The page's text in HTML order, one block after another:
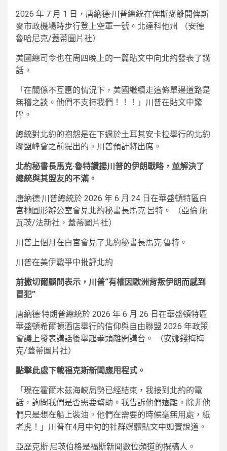
2026 年 7 月 1 日，唐納德·川普總統在俾斯麥離開俾斯
麥市政機場時步行登上空軍一號。北達科他州
（安德
魯哈尼克/蓋蒂圖片社）
美國總司令也在周四晚上的一篇貼文中向北約發表了講
話。
「在關係不互惠的情況下，美國繼續走這條單邊道路是
無稽之談。他們不支持我們！！！」川普在貼文中驚
呼。
總統對北約的抱怨是在下週於土耳其安卡拉舉行的北約
聯盟峰會之前提出的。川普預計將出席。
北約秘書長馬克·魯特讚揚川普的伊朗戰略，並解決了
總統與其盟友的不滿。
唐納德·川普總統於 2026 年 6 月 24 日在華盛頓特區白
宮橢圓形辦公室會見北約秘書長馬克·呂特。
（亞倫·施
瓦茨/法新社，蓋蒂圖片社）
川普上個月在白宮會見了北約秘書長馬克·魯特。
川普在美伊戰爭中批評北約
前撒切爾顧問表示，川普“有權因歐洲背叛伊朗而感到
冒犯”
唐納德·特朗普總統於 2026 年 6 月 26 日在華盛頓特區
華盛頓希爾頓酒店舉行的信仰與自由聯盟 2026 年政策
會議上發表講話後舉起拳頭離開講台。
（安娜錢梅梅
克/蓋蒂圖片社）
點擊此處下載福克斯新聞應用程式。
「現在霍爾木茲海峽局勢已經結束，我接到北約的電
話，詢問我們是否需要幫助。我告訴他們遠離。除非他
們只是想在船上裝油。他們在需要的時候毫無用處，紙
老虎！」川普在4月中旬的社群媒體貼文中如實說道。
亞歷克斯·尼茨伯格是福斯新聞數位頻道的撰稿人。